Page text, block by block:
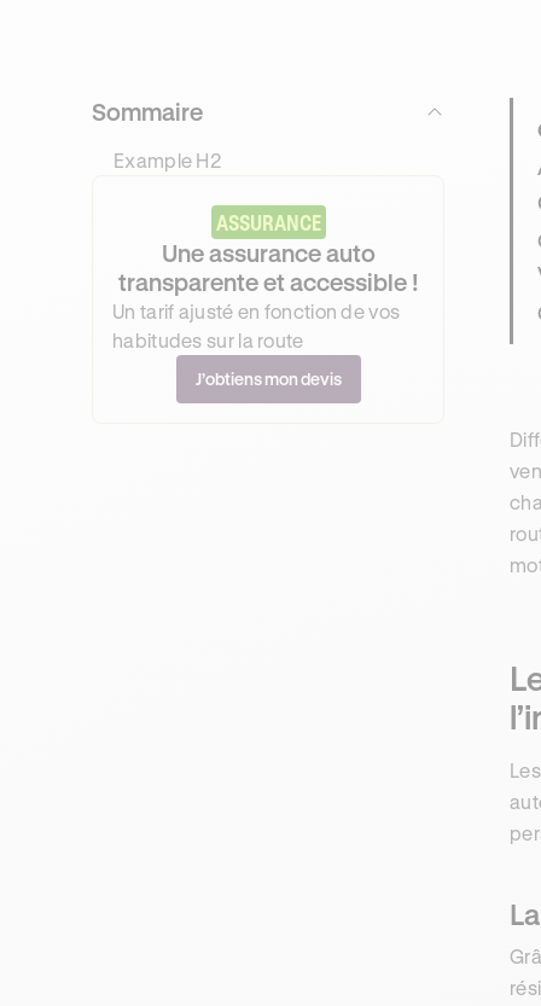
Sommaire
Example H2
ASSURANCE
Une assurance auto
transparente et accessible !
Un tarif ajusté en fonction de vos
habitudes sur la route
J’obtiens mon devis